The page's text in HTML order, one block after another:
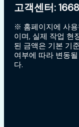
고객센터:
※ 홈페이지에 사용
이며, 실제 작업 현
된 금액은 기본 기
여부에 따라 변동
다.